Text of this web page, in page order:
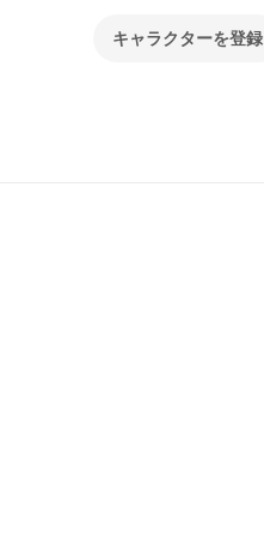
キャラクターを登録